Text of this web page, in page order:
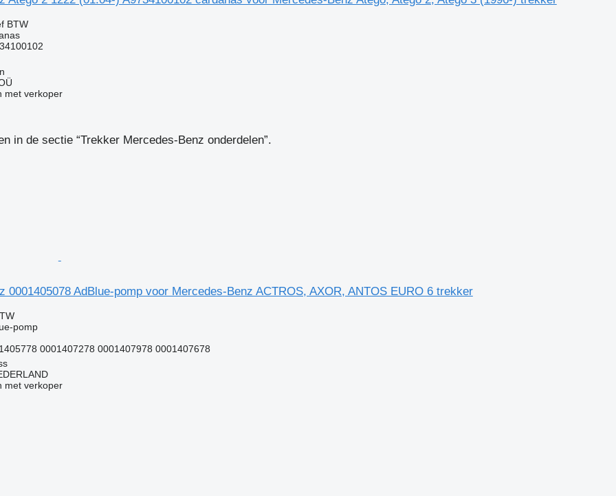
BTW
met verkoper
in de sectie “Trekker Mercedes-Benz onderdelen”.
0001405078 AdBlue-pomp voor Mercedes-Benz ACTROS, AXOR, ANTOS EURO 6 trekker
pomp
0001407278 0001407978 0001407678
met verkoper